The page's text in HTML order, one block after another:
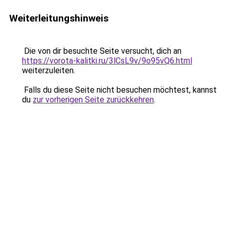
Weiterleitungshinweis
Die von dir besuchte Seite versucht, dich an
https://vorota-kalitki.ru/3lCsL9v/9o95vQ6.html
weiterzuleiten.
Falls du diese Seite nicht besuchen möchtest, kannst
du zur vorherigen Seite zurückkehren.